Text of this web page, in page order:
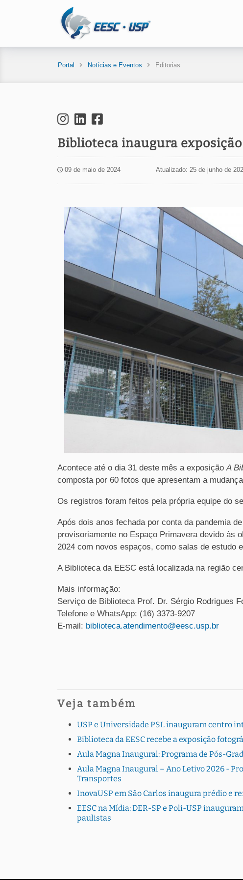
Portal Notícias e Eventos Editorias
Biblioteca inaugura
09 de maio de 2024 Atualizado: 25 de junho de
Acontece até o dia 31 deste mês a exposição A
composta por 60 fotos que apresentam a
Os registros foram feitos pela própria equipe do
Após dois anos fechada por conta da pandemia
provisoriamente no Espaço Primavera devido às
2024 com novos espaços, como salas de estudo
A Biblioteca da EESC está localizada na região
Mais informação:
Serviço de Biblioteca Prof. Dr. Sérgio Rodrigues
Telefone e WhatsApp: (16) 3373-9207
E-mail: biblioteca.atendimento@eesc.usp.br
Veja também
USP e Universidade PSL inauguram centro
Biblioteca da EESC recebe a exposição
Aula Magna Inaugural: Programa de Pós-
Aula Magna Inaugural – Ano Letivo 2026 -
Transportes
InovaUSP em São Carlos inaugura prédio e
EESC na Mídia: DER-SP e Poli-USP
paulistas